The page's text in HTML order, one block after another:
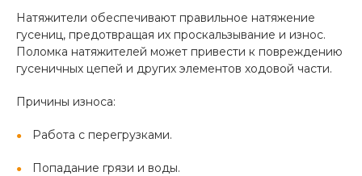
Натяжители обеспечивают правильное натяжение
гусениц, предотвращая их проскальзывание и износ.
Поломка натяжителей может привести к повреждению
гусеничных цепей и других элементов ходовой части.
Причины износа:
Работа с перегрузками.
Попадание грязи и воды.